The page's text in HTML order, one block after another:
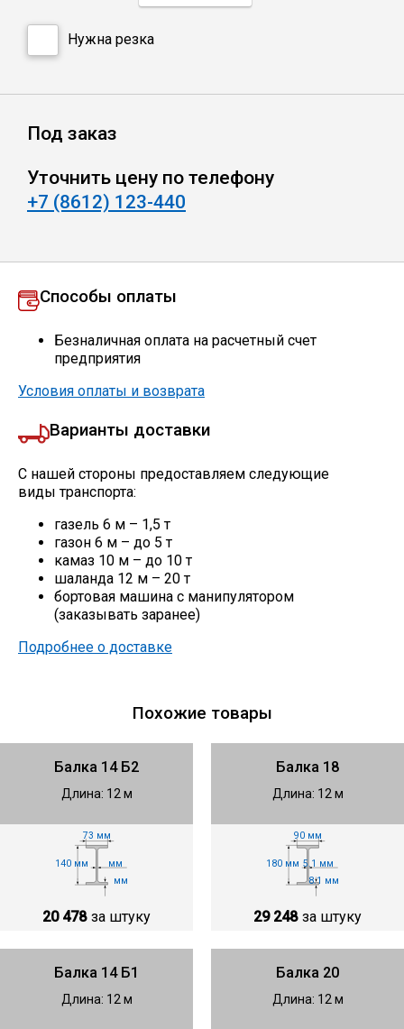
Нужна резка
Под заказ
Уточнить цену по телефону
+7 (8612) 123-440
Способы оплаты
Безналичная оплата на расчетный счет
предприятия
Условия оплаты и возврата
Варианты доставки
С нашей стороны предоставляем следующие
виды транспорта:
газель 6 м – 1,5 т
газон 6 м – до 5 т
камаз 10 м – до 10 т
шаланда 12 м – 20 т
бортовая машина с манипулятором
(заказывать заранее)
Подробнее о доставке
Похожие товары
Балка 14 Б2
Длина: 12 м
140 мм
73 мм
мм
мм
20 478 за штуку
Балка 18
Длина: 12 м
180 мм
90 мм
5.1 мм
8.1 мм
29 248 за штуку
Балка 14 Б1
Длина: 12 м
Балка 20
Длина: 12 м